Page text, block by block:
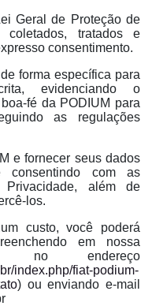
Geral de Proteção de
tratados e
consentimento.
forma específica para
evidenciando o
fé da PODIUM para
as regulações
e fornecer seus dados
consentindo com as
além de
los.
custo, você poderá
em nossa
no endereço
index.php/fiat-podium-
) ou enviando e-mail